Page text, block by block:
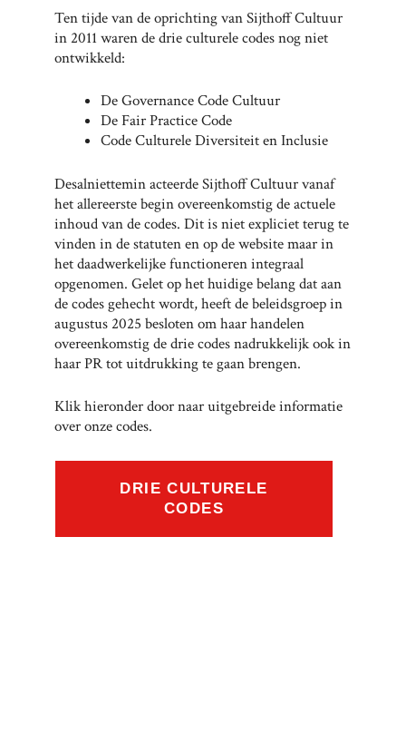
Ten tijde van de oprichting van Sijthoff Cultuur
in 2011 waren de drie culturele codes nog niet
ontwikkeld:
De Governance Code Cultuur
De Fair Practice Code
Code Culturele Diversiteit en Inclusie
Desalniettemin acteerde Sijthoff Cultuur vanaf
het allereerste begin overeenkomstig de actuele
inhoud van de codes. Dit is niet expliciet terug te
vinden in de statuten en op de website maar in
het daadwerkelijke functioneren integraal
opgenomen. Gelet op het huidige belang dat aan
de codes gehecht wordt, heeft de beleidsgroep in
augustus 2025 besloten om haar handelen
overeenkomstig de drie codes nadrukkelijk ook in
haar PR tot uitdrukking te gaan brengen.
Klik hieronder door naar uitgebreide informatie
over onze codes.
DRIE CULTURELE
CODES